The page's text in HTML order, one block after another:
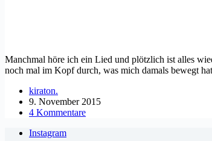
Manchmal höre ich ein Lied und plötzlich ist alles
noch mal im Kopf durch, was mich damals bewegt
kiraton.
9. November 2015
4 Kommentare
Instagram